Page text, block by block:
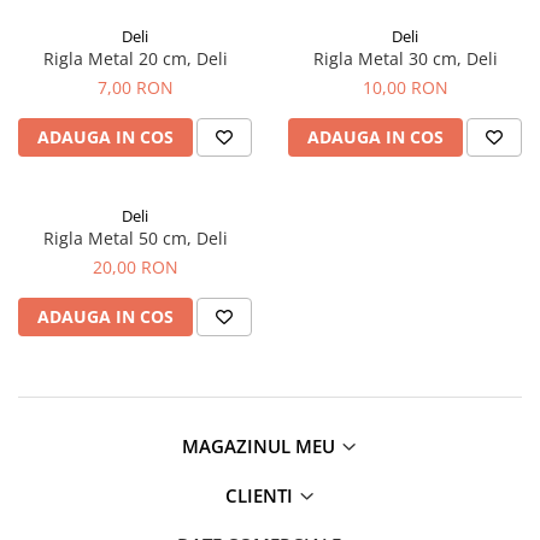
Graf von Faber-Castell
Molotow
Pelikan
Rotring
Leuchtturm1917
Penac
Consumabile
Sharpie
Corectoare, Lipici
Caiete si Blocuri desen
Penare si Rucsaci
Deli
Rigla Metal 20 cm, Deli
7,00 RON
ADAUGA IN COS
Deli
Rigla Metal 30 cm, Deli
10,00 RON
ADAUGA IN COS
Deli
Rigla Metal 50 cm, Deli
20,00 RON
ADAUGA IN COS
MAGAZINUL MEU
CLIENTI